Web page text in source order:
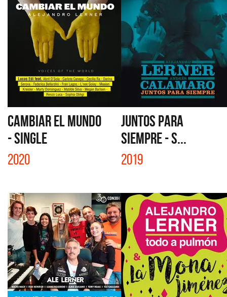
CAMBIAR EL MUNDO
- SINGLE
2020
JUNTOS PARA
SIEMPRE - S...
2019